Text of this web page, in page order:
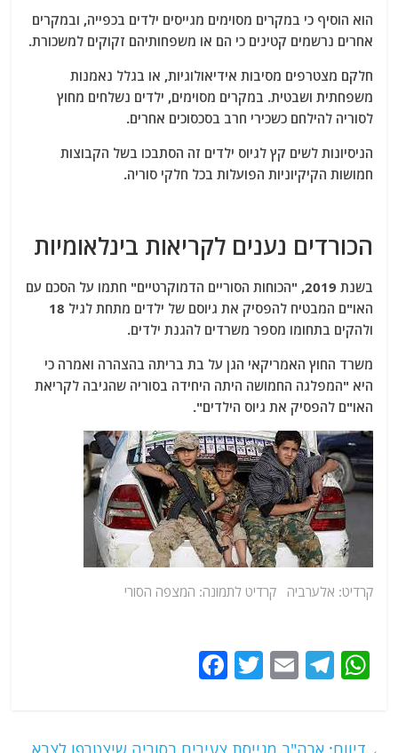
הוא הוסיף כי במקרים מסוימים מגייסים ילדים בכפייה, ובמקרים
אחרים נרשמים קטינים כי הם או משפחותיהם זקוקים למשכורת.
חלקם מצטרפים מסיבות אידיאולוגיות, או בגלל נאמנות
משפחתית ושבטית. במקרים מסוימים, ילדים נשלחים מחוץ
לסוריה להילחם כשכירי חרב בסכסוכים אחרים.
הניסיונות לשים קץ לגיוס ילדים זה הסתבכו בשל הקבוצות
חמושות הקיקיוניות הפועלות בכל חלקי סוריה.
הכורדים נענים לקריאות בינלאומיות
בשנת 2019, "הכוחות הסוריים הדמוקרטיים" חתמו על הסכם עם
האו"ם המבטיח להפסיק את גיוסם של ילדים מתחת לגיל 18
ולהקים בתחומו מספר משרדים להגנת ילדים.
משרד החוץ האמריקאי הגן על בת בריתה בהצהרה ואמרה כי
היא "המפלגה החמושה היתה היחידה בסוריה שהגיבה לקריאת
האו"ם להפסיק את גיוס הילדים".
קרדיט: אלערביה קרדיט לתמונה: המצפה הסורי
W
T
E
T